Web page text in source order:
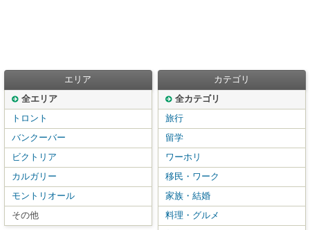
エリア
全エリア
トロント
バンクーバー
ビクトリア
カルガリー
モントリオール
その他
カテゴリ
全カテゴリ
旅行
留学
ワーホリ
移民・ワーク
家族・結婚
料理・グルメ